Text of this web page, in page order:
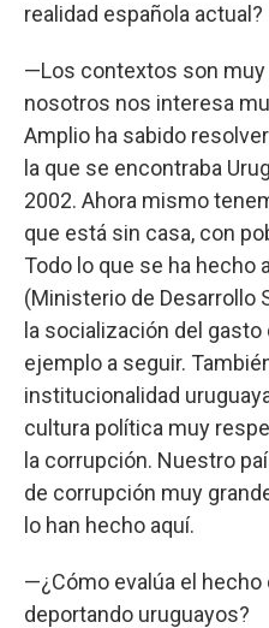
realidad española actual?
—Los contextos son muy
nosotros nos interesa
Amplio ha sabido
la que se encontraba
2002. Ahora mismo
que está sin casa, con
Todo lo que se ha hecho
(Ministerio de Desarrollo
la socialización del
ejemplo a seguir.
institucionalidad
cultura política muy
la corrupción. Nuestro
de corrupción muy
lo han hecho aquí.
—¿Cómo evalúa el hecho
deportando uruguayos?